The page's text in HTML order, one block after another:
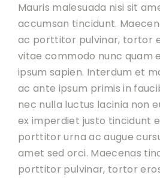
Mauris malesuada nisi sit
accumsan tincidunt.
ac porttitor pulvinar, tortor
vitae commodo nunc quam
ipsum sapien. Interdum et
ac ante ipsum primis in
nec nulla luctus lacinia non
ex imperdiet justo tincidunt
porttitor urna ac augue
amet sed orci. Maecenas
porttitor pulvinar, tortor